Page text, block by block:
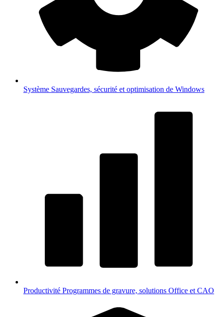
Système Sauvegardes, sécurité et optimisation de Windows
Productivité Programmes de gravure, solutions Office et CAO